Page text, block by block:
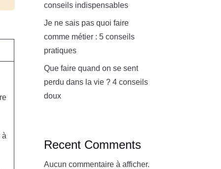
à
conseils indispensables
Je ne sais pas quoi faire
comme métier : 5 conseils
pratiques
Que faire quand on se sent
perdu dans la vie ? 4 conseils
doux
Recent Comments
Aucun commentaire à afficher.